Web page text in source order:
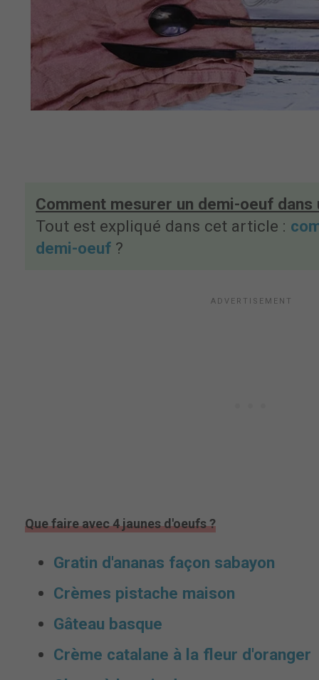
Comment mesurer un demi-oeuf
Tout est expliqué dans cet article :
demi-oeuf ?
Que faire avec 4 jaunes d'oeufs ?
Gratin d'ananas façon sabayon
Crèmes pistache maison
Gâteau basque
Crème catalane à la fleur d'oranger